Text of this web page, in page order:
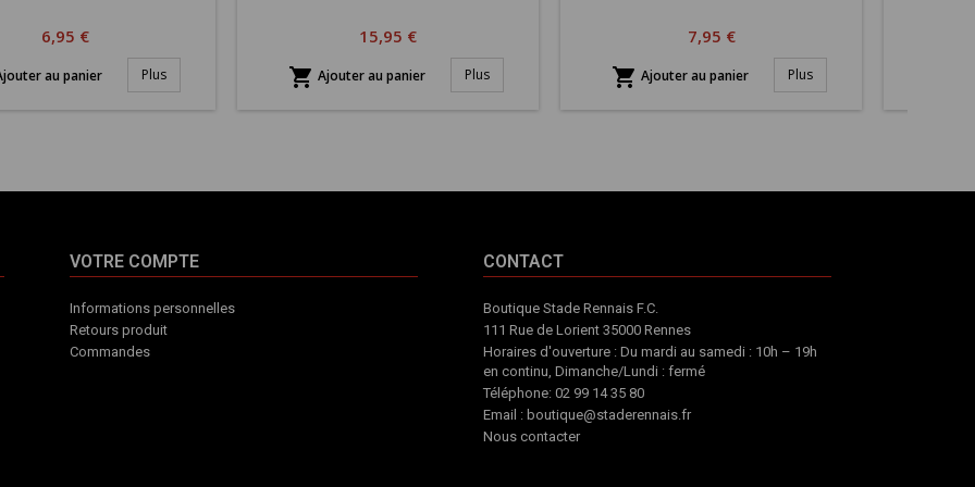
Prix
6,95 €
au panier Plus
Prix
15,95 €
 Ajouter au panier Plus
Prix
7,95 €
 Ajouter au panier Plus
VOTRE COMPTE
Informations personnelles
Retours produit
Commandes
CONTACT
Boutique Stade Rennais F.C.
111 Rue de Lorient 35000 Rennes
Horaires d'ouverture : Du mardi au samedi : 10h – 19h
en continu, Dimanche/Lundi : fermé
Téléphone: 02 99 14 35 80
Email : boutique@staderennais.fr
Nous contacter